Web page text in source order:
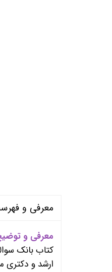
منابع آزمون
معرفی و
معرفی و
کتاب بانک
ارشد و دکتری